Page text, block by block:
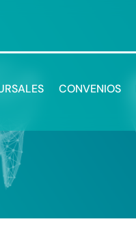
CONVENIOS